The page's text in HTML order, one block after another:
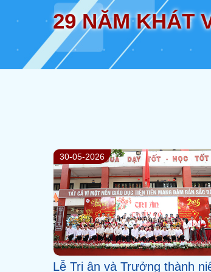
29 NĂM KHÁT
04-07-2026
Thông báo về việc trả hồ sơ